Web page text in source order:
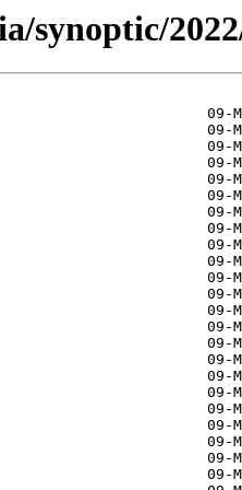
synoptic/